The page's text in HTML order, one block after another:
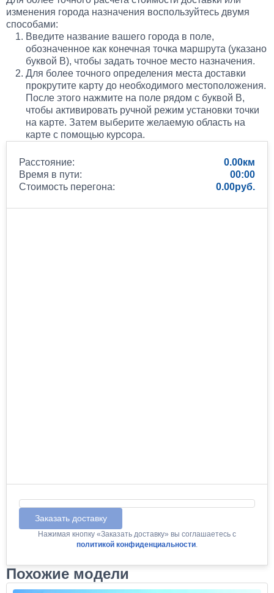
изменения города назначения воспользуйтесь двумя
способами:
Введите название вашего города в поле,
обозначенное как конечная точка маршрута (указано
буквой B), чтобы задать точное место назначения.
Для более точного определения места доставки
прокрутите карту до необходимого местоположения.
После этого нажмите на поле рядом с буквой B,
чтобы активировать ручной режим установки точки
на карте. Затем выберите желаемую область на
карте с помощью курсора.
Расстояние:
0.00
Время в пути:
00:00
Стоимость перегона:
0.00
Заказать доставку
Нажимая кнопку «Заказать доставку» вы соглашаетесь с
политикой конфиденциальности
Похожие модели